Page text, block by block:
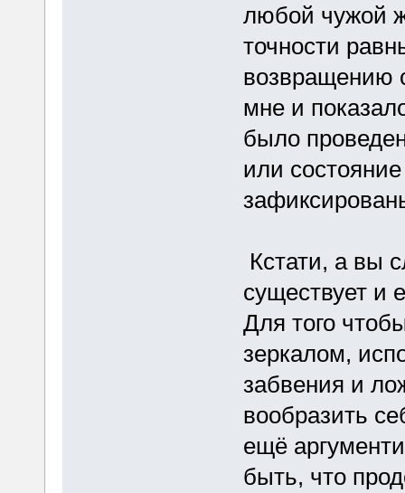
любой чужой
точности
возвращению
мне и
было
или
Кстати, а вы
существует и
Для того
зеркалом,
забвения и
вообразить
ещё
быть, что